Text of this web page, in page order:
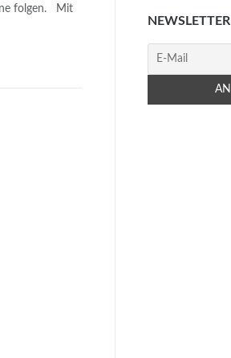
folgen. Mit
NEWSLETTER